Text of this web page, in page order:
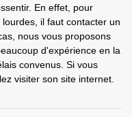
En effet, pour
il faut contacter un
nous vous proposons
d'expérience en la
convenus. Si vous
visiter son site internet.